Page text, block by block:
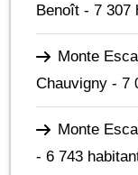
Benoît - 7 307
Monte
Chauvigny - 7
Monte
- 6 743